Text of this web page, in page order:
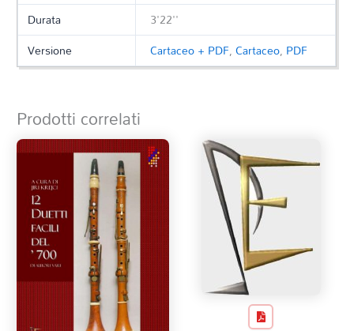
Durata
3'22''
Versione
Cartaceo + PDF,Cartaceo, PDF
Prodotti correlati